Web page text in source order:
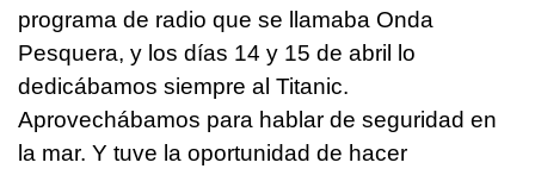
programa de radio que se llamaba Onda
Pesquera, y los días 14 y 15 de abril lo
dedicábamos siempre al Titanic.
Aprovechábamos para hablar de seguridad en
la mar. Y tuve la oportunidad de hacer